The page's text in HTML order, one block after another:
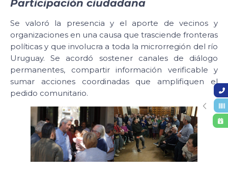
Participación ciudadana
Se valoró la presencia y el aporte de vecinos y
organizaciones en una causa que trasciende fronteras
políticas y que involucra a toda la microrregión del río
Uruguay. Se acordó sostener canales de diálogo
permanentes, compartir información verificable y
sumar acciones coordinadas que amplifiquen el
pedido comunitario.